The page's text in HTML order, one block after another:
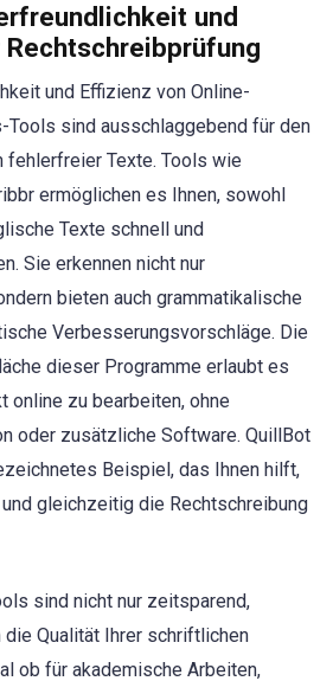
und
und Effizienz von Online-
Tools sind ausschlaggebend für den
fehlerfreier Texte. Tools wie
ermöglichen es Ihnen, sowohl
Texte schnell und
Sie erkennen nicht nur
bieten auch grammatikalische
Verbesserungsvorschläge. Die
dieser Programme erlaubt es
online zu bearbeiten, ohne
oder zusätzliche Software. QuillBot
Beispiel, das Ihnen hilft,
gleichzeitig die Rechtschreibung
sind nicht nur zeitsparend,
die Qualität Ihrer schriftlichen
ob für akademische Arbeiten,